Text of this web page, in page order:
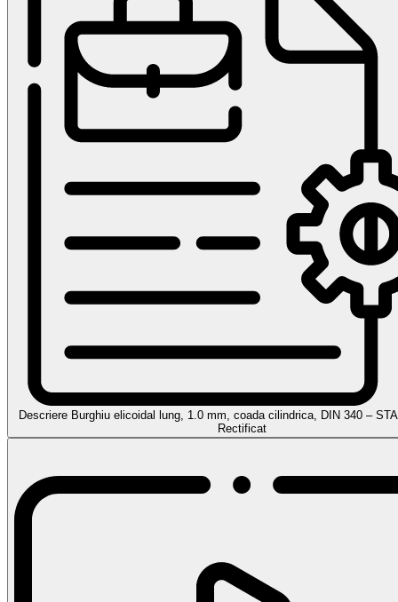
Descriere Burghiu elicoidal lung, 1.0 mm, coada cilindrica, DIN 340 –
Rectificat